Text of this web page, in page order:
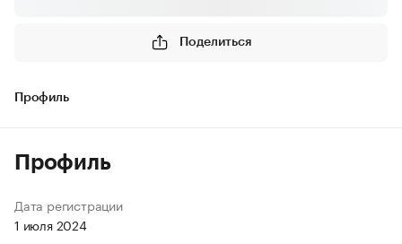
Поделиться
Профиль
Профиль
Дата регистрации
1 июля 2024